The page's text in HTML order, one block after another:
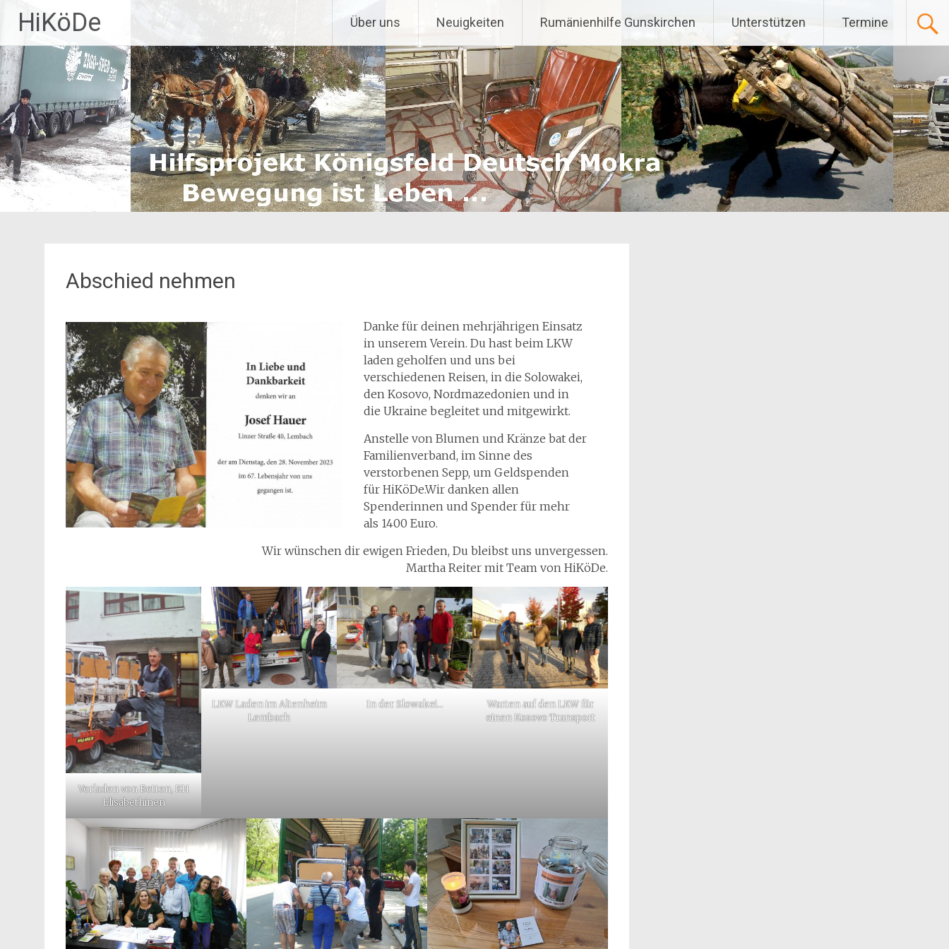
Inhalt
springen
HiKöDe Über uns Neuigkeiten Rumänienhilfe Gunskirchen Unterstützen Termine
Abschied nehmen
Danke für deinen mehrjährigen Einsatz
in unserem Verein. Du hast beim LKW
laden geholfen und uns bei
verschiedenen Reisen, in die Solowakei,
den Kosovo, Nordmazedonien und in
die Ukraine begleitet und mitgewirkt.
Anstelle von Blumen und Kränze bat der
Familienverband, im Sinne des
verstorbenen Sepp, um Geldspenden
für HiKöDe.Wir danken allen
Spenderinnen und Spender für mehr
als 1400 Euro.
Wir wünschen dir ewigen Frieden, Du bleibst uns unvergessen.
Martha Reiter mit Team von HiKöDe.
Verladen von Betten, KH
Elisabethinen
LKW Laden im Altenheim
Lembach
In der Slowakei…
Warten auf den LKW für
einen Kosovo Transport